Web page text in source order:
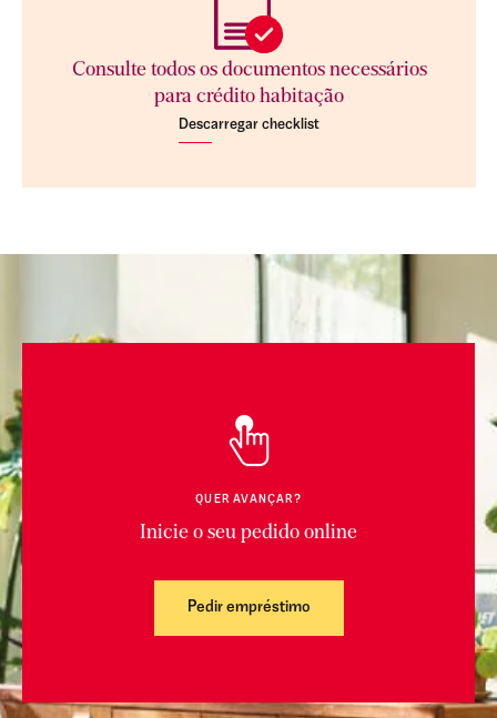
Consulte todos os documentos necessários
para crédito habitação
Descarregar checklist
QUER AVANÇAR?
Inicie o seu pedido online
Pedir empréstimo